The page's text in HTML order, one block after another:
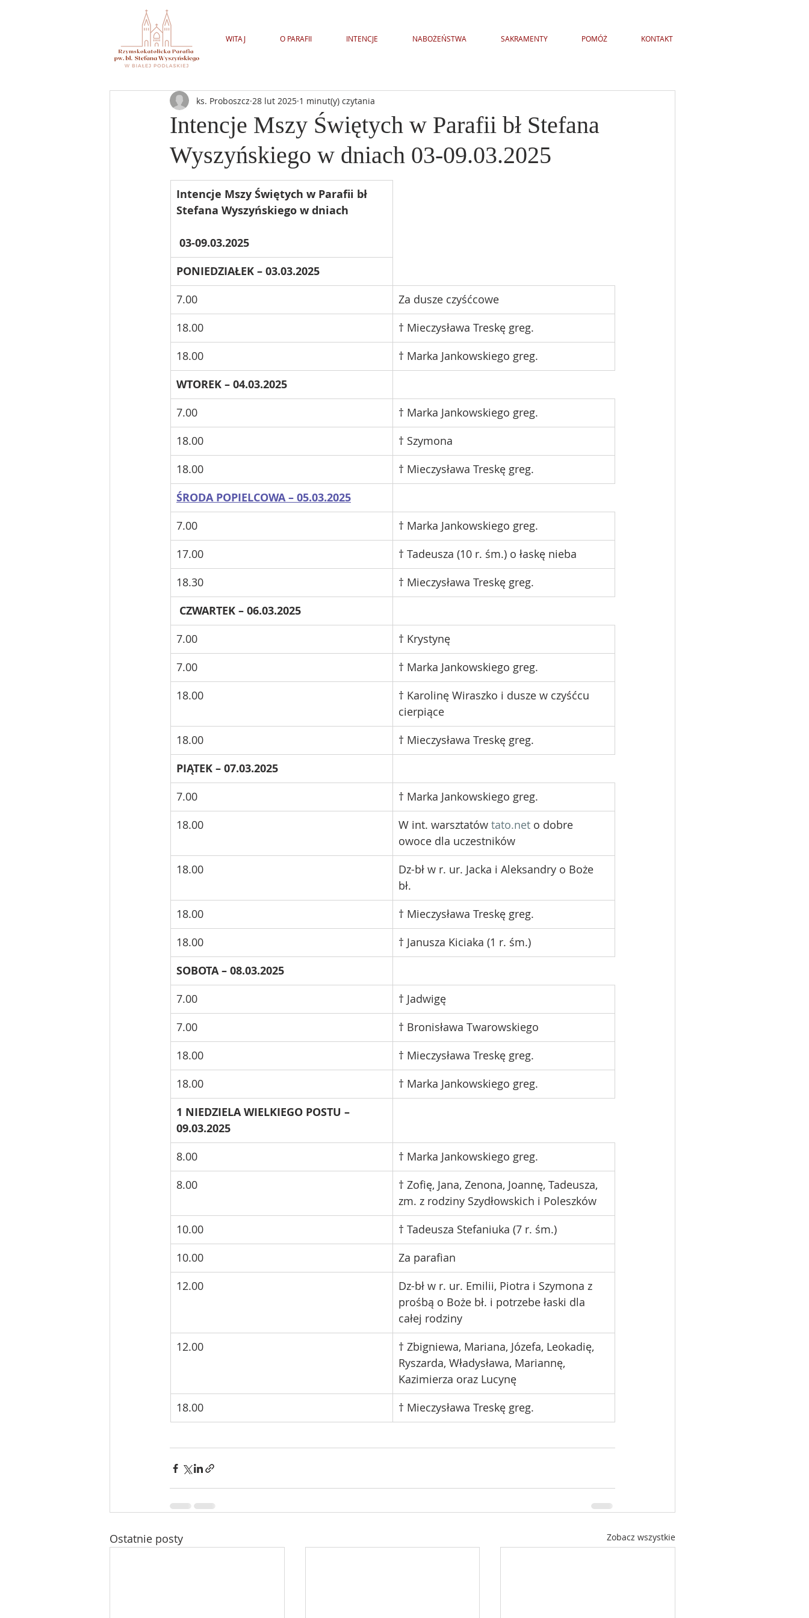
WITAJ O PARAFII INTENCJE NABOŻEŃSTWA SAKRAMENTY POMÓŻ KONTAKT
Intencje Mszy Świętych w Parafii bł Stefana
Wyszyńskiego w dniach 03-09.03.2025
ks. Proboszcz 28 lut 2025 1 minut(y) czytania
Intencje Mszy Świętych w Parafii bł
Stefana Wyszyńskiego w dniach
03-09.03.2025
PONIEDZIAŁEK – 03.03.2025
7.00
Za dusze czyśćcowe
18.00
† Mieczysława Treskę greg.
18.00
† Marka Jankowskiego greg.
WTOREK – 04.03.2025
7.00
† Marka Jankowskiego greg.
18.00
† Szymona
18.00
† Mieczysława Treskę greg.
ŚRODA POPIELCOWA – 05.03.2025
7.00
† Marka Jankowskiego greg.
17.00
† Tadeusza (10 r. śm.) o łaskę nieba
18.30
† Mieczysława Treskę greg.
CZWARTEK – 06.03.2025
7.00
† Krystynę
7.00
† Marka Jankowskiego greg.
18.00
† Karolinę Wiraszko i dusze w czyśćcu
cierpiące
18.00
† Mieczysława Treskę greg.
PIĄTEK – 07.03.2025
7.00
† Marka Jankowskiego greg.
18.00
W int. warsztatów tato.net o dobre
owoce dla uczestników
18.00
Dz-bł w r. ur. Jacka i Aleksandry o Boże
bł.
18.00
† Mieczysława Treskę greg.
18.00
† Janusza Kiciaka (1 r. śm.)
SOBOTA – 08.03.2025
7.00
† Jadwigę
7.00
† Bronisława Twarowskiego
18.00
† Mieczysława Treskę greg.
18.00
† Marka Jankowskiego greg.
1 NIEDZIELA WIELKIEGO POSTU –
09.03.2025
8.00
† Marka Jankowskiego greg.
8.00
† Zofię, Jana, Zenona, Joannę, Tadeusza,
zm. z rodziny Szydłowskich i Poleszków
10.00
† Tadeusza Stefaniuka (7 r. śm.)
10.00
Za parafian
12.00
Dz-bł w r. ur. Emilii, Piotra i Szymona z
prośbą o Boże bł. i potrzebe łaski dla
całej rodziny
12.00
† Zbigniewa, Mariana, Józefa, Leokadię,
Ryszarda, Władysława, Mariannę,
Kazimierza oraz Lucynę
18.00
† Mieczysława Treskę greg.
Ostatnie posty Zobacz wszystkie